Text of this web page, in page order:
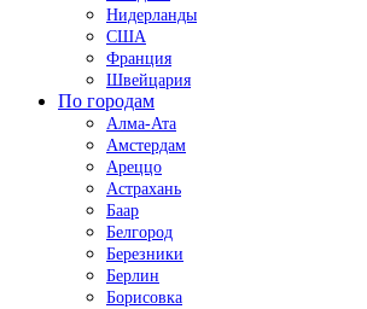
Нидерланды
США
Франция
Швейцария
По городам
Алма-Ата
Амстердам
Ареццо
Астрахань
Баар
Белгород
Березники
Берлин
Борисовка